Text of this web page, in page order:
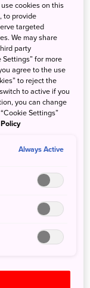
這完全取決
和難易程
以下更多內
知悉，公園裡通常
的裝備，也請將產
程更加順利。日本
仍有許多地方僅收
水、防曬霜、防蟲
即綽綽有餘。無論
式更為重要。除非
無障礙」區域），
cookies on this
to provide
targeted
We may share
party
Settings” for more
agree to the use
to reject the
to active if you
you can change
Settings”
Always Active